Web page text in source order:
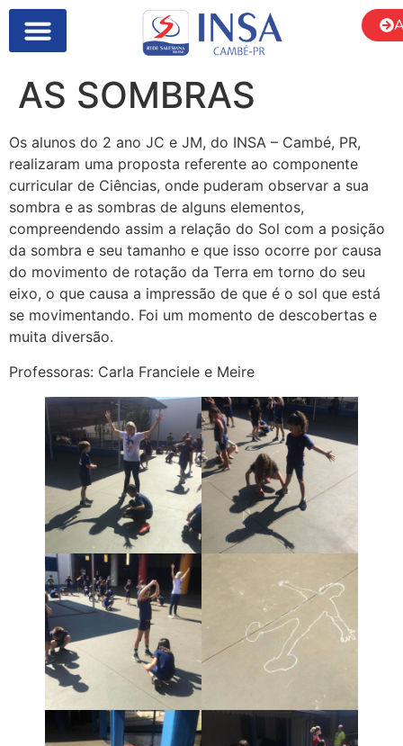
AS SOMBRAS
Os alunos do 2 ano JC e JM, do INSA – Cambé, PR,
realizaram uma proposta referente ao componente
curricular de Ciências, onde puderam observar a sua
sombra e as sombras de alguns elementos,
compreendendo assim a relação do Sol com a posição
da sombra e seu tamanho e que isso ocorre por causa
do movimento de rotação da Terra em torno do seu
eixo, o que causa a impressão de que é o sol que está
se movimentando. Foi um momento de descobertas e
muita diversão.
Professoras: Carla Franciele e Meire